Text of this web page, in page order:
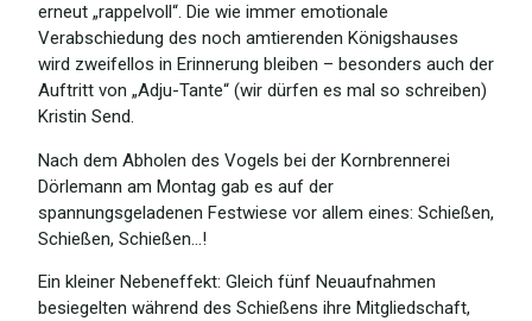
erneut „rappelvoll“. Die wie immer emotionale
Verabschiedung des noch amtierenden Königshauses
wird zweifellos in Erinnerung bleiben – besonders auch der
Auftritt von „Adju-Tante“ (wir dürfen es mal so schreiben)
Kristin Send.
Nach dem Abholen des Vogels bei der Kornbrennerei
Dörlemann am Montag gab es auf der
spannungsgeladenen Festwiese vor allem eines: Schießen,
Schießen, Schießen…!
Ein kleiner Nebeneffekt: Gleich fünf Neuaufnahmen
besiegelten während des Schießens ihre Mitgliedschaft,